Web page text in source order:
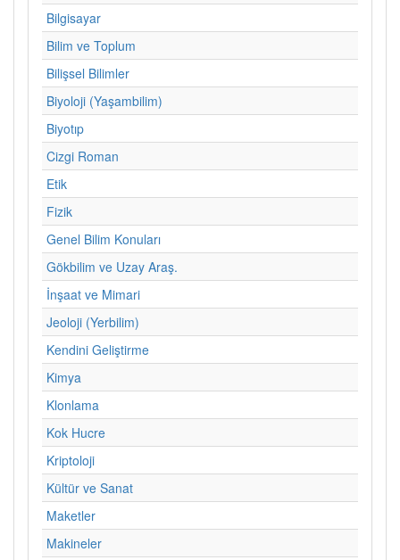
Bilgisayar
Bilim ve Toplum
Bilişsel Bilimler
Biyoloji (Yaşambilim)
Biyotıp
Cizgi Roman
Etik
Fizik
Genel Bilim Konuları
Gökbilim ve Uzay Araş.
İnşaat ve Mimari
Jeoloji (Yerbilim)
Kendini Geliştirme
Kimya
Klonlama
Kok Hucre
Kriptoloji
Kültür ve Sanat
Maketler
Makineler